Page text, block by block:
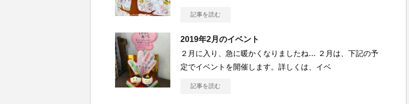
記事を読む
2019年2月のイベント
２月に入り、急に暖かくなりましたね… ２月は、下記の予
定でイベントを開催します。詳しくは、イベ
記事を読む